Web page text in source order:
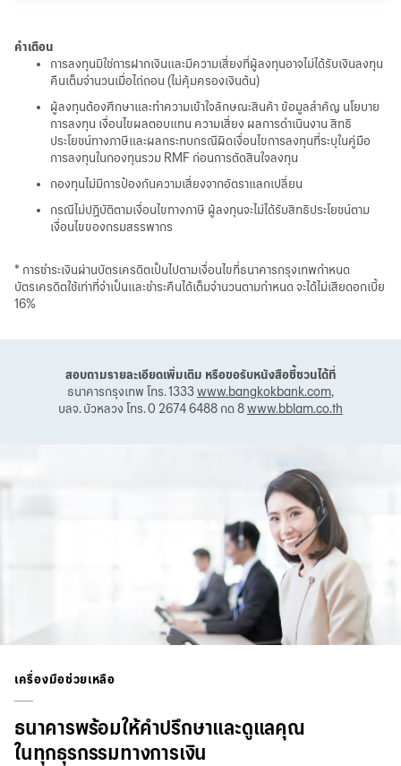
คำเตือน
การลงทุนมิใช่การฝากเงินและมีความเสี่ยงที่ผู้ลงทุนอาจไม่ได้รับเงินลงทุน
คืนเต็มจำนวนเมื่อไถ่ถอน (ไม่คุ้มครองเงินต้น)
ผู้ลงทุนต้องศึกษาและทำความเข้าใจลักษณะสินค้า ข้อมูลสำคัญ นโยบาย
การลงทุน เงื่อนไขผลตอบแทน ความเสี่ยง ผลการดำเนินงาน สิทธิ
ประโยชน์ทางภาษีและผลกระทบกรณีผิดเงื่อนไขการลงทุนที่ระบุในคู่มือ
การลงทุนในกองทุนรวม RMF ก่อนการตัดสินใจลงทุน
กองทุนไม่มีการป้องกันความเสี่ยงจากอัตราแลกเปลี่ยน
กรณีไม่ปฏิบัติตามเงื่อนไขทางภาษี ผู้ลงทุนจะไม่ได้รับสิทธิประโยชน์ตาม
เงื่อนไขของกรมสรรพากร
* การชำระเงินผ่านบัตรเครดิตเป็นไปตามเงื่อนไขที่ธนาคารกรุงเทพกำหนด
บัตรเครดิตใช้เท่าที่จำเป็นและชำระคืนได้เต็มจำนวนตามกำหนด จะได้ไม่เสียดอกเบี้ย
16%
สอบถามรายละเอียดเพิ่มเติม หรือขอรับหนังสือชี้ชวนได้ที่
ธนาคารกรุงเทพ โทร. 1333www.bangkokbank.com,
บลจ. บัวหลวง โทร. 0 2674 6488 กด 8www.bblam.co.th
เครื่องมือช่วยเหลือ
ธนาคารพร้อมให้คำปรึกษาและดูแลคุณ
ในทุกธุรกรรมทางการเงิน